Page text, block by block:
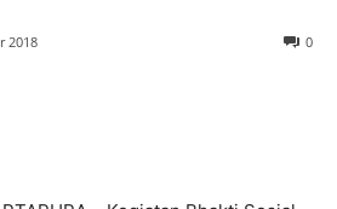
2018 0